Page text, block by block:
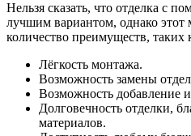
Нельзя сказать, что отделка с
лучшим вариантом, однако этот
количество преимуществ, таких
Лёгкость монтажа.
Возможность замены
Возможность добавление
Долговечность отделки,
материалов.